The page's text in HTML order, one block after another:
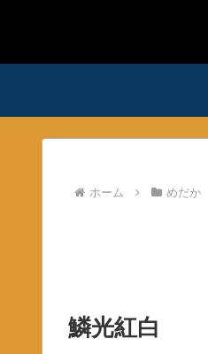
ホーム めだか
鱗光紅白